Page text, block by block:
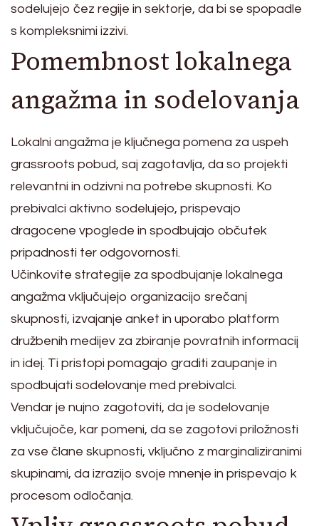
sodelujejo čez regije in sektorje, da bi se spopadle
s kompleksnimi izzivi.
Pomembnost lokalnega
angažma in sodelovanja
Lokalni angažma je ključnega pomena za uspeh
grassroots pobud, saj zagotavlja, da so projekti
relevantni in odzivni na potrebe skupnosti. Ko
prebivalci aktivno sodelujejo, prispevajo
dragocene vpoglede in spodbujajo občutek
pripadnosti ter odgovornosti.
Učinkovite strategije za spodbujanje lokalnega
angažma vključujejo organizacijo srečanj
skupnosti, izvajanje anket in uporabo platform
družbenih medijev za zbiranje povratnih informacij
in idej. Ti pristopi pomagajo graditi zaupanje in
spodbujati sodelovanje med prebivalci.
Vendar je nujno zagotoviti, da je sodelovanje
vključujoče, kar pomeni, da se zagotovi priložnosti
za vse člane skupnosti, vključno z marginaliziranimi
skupinami, da izrazijo svoje mnenje in prispevajo k
procesom odločanja.